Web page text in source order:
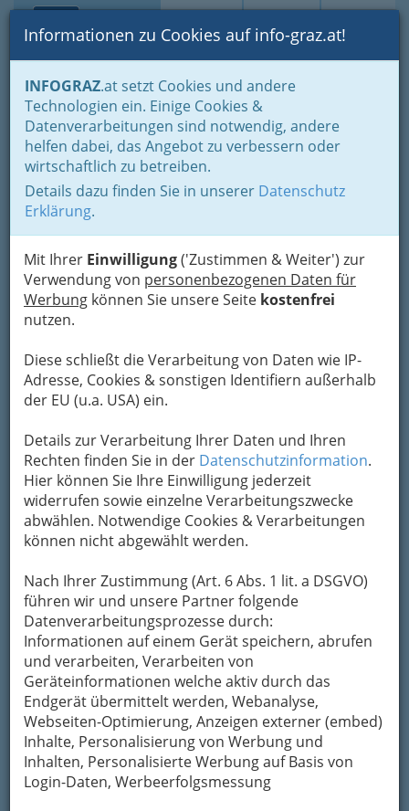
Suche Login Toggle
Informationen zu Cookies auf info-graz.at!
INFOGRAZ.at setzt Cookies und andere
Technologien ein. Einige Cookies &
Datenverarbeitungen sind notwendig, andere
helfen dabei, das Angebot zu verbessern oder
wirtschaftlich zu betreiben.
Details dazu finden Sie in unserer Datenschutz
Erklärung.
Mit Ihrer Einwilligung('Zustimmen & Weiter') zur
Verwendung von personenbezogenen Daten für
Werbung können Sie unsere Seite kostenfrei
nutzen.
Diese schließt die Verarbeitung von Daten wie IP-
Adresse, Cookies & sonstigen Identifiern außerhalb
der EU (u.a. USA) ein.
Details zur Verarbeitung Ihrer Daten und Ihren
Rechten finden Sie in der Datenschutzinformation.
Hier können Sie Ihre Einwilligung jederzeit
widerrufen sowie einzelne Verarbeitungszwecke
abwählen. Notwendige Cookies & Verarbeitungen
können nicht abgewählt werden.
Nach Ihrer Zustimmung (Art. 6 Abs. 1 lit. a DSGVO)
führen wir und unsere Partner folgende
Datenverarbeitungsprozesse durch:
Informationen auf einem Gerät speichern, abrufen
und verarbeiten, Verarbeiten von
Geräteinformationen welche aktiv durch das
Endgerät übermittelt werden, Webanalyse,
Webseiten-Optimierung, Anzeigen externer (embed)
Inhalte, Personalisierung von Werbung und
Inhalten, Personalisierte Werbung auf Basis von
Login-Daten, Werbeerfolgsmessung
Home Branchen
Tourismus & Freizeitwirtschaft
Gastronomie
Diskotheken und Clubs
CuntRa la Cultra - Tatjana
Ivanovic Petrovic
Griesplatz 5, 8020 Graz
+43 660 1656 212
Karte
Kontaktaufnahme
bewahren , verwenden wir an dieser Stelle zur
Übermittlung Ihrer Nachricht ein sicheres
Formular. Ihre Nachricht wird nach dem
Absenden umgehend per Mail an das
Unternehmen CuntRa la Cultra - Tatjana Ivanovic
Petrovic weitergeleitet.
Mein Name
Meine Email Adresse
Mein Betreff
Meine Nachricht